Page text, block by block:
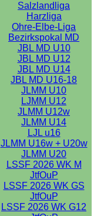
Salzlandliga
Harzliga
Ohre-Elbe-Liga
Bezirkspokal MD
JBL MD U10
JBL MD U12
JBL MD U14
JBL MD U16-18
JLMM U10
LJMM U12
JLMM U12w
JLMM U14
LJL u16
JLMM U16w + U20w
JLMM U20
LSSF 2026 WK M
JtfOuP
LSSF 2026 WK GS
JtfOuP
LSSF 2026 WK G12